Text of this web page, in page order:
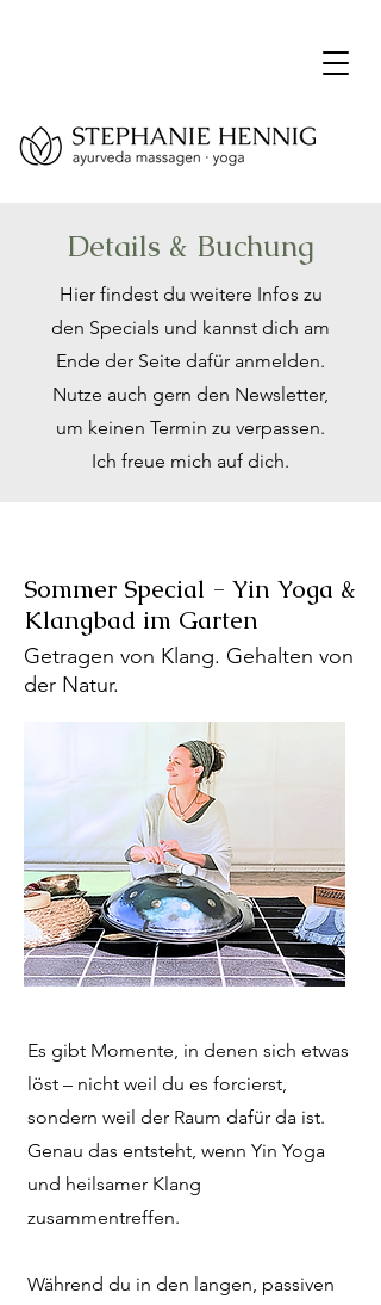
Details & Buchung
Hier findest du weitere Infos zu
den Specials und kannst dich am
Ende der Seite dafür anmelden.
Nutze auch gern den Newsletter,
um keinen Termin zu verpassen.
Ich freue mich auf dich.
Sommer Special - Yin Yoga &
Klangbad im Garten
Getragen von Klang. Gehalten von
der Natur.
Es gibt Momente, in denen sich etwas
löst – nicht weil du es forcierst,
sondern weil der Raum dafür da ist.
Genau das entsteht, wenn Yin Yoga
und heilsamer Klang
zusammentreffen.
Während du in den langen, passiven